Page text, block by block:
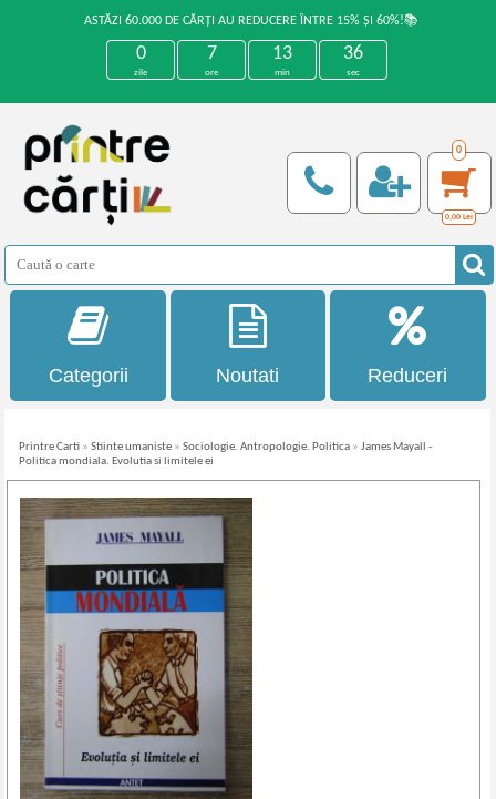
ASTĂZI 60.000 DE CĂRȚI AU REDUCERE ÎNTRE 15% ȘI 60%!📚
0
zile
7
ore
13
min
35
sec
0
0,00 Lei
Categorii Noutati Reduceri
Printre Carti »Stiinte umaniste »Sociologie. Antropologie. Politica »James Mayall -
Politica mondiala. Evolutia si limitele ei